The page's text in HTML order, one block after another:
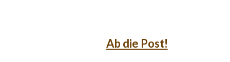
Ab die Post!